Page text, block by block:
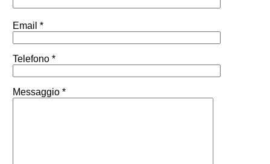
Email *
Telefono *
Messaggio *